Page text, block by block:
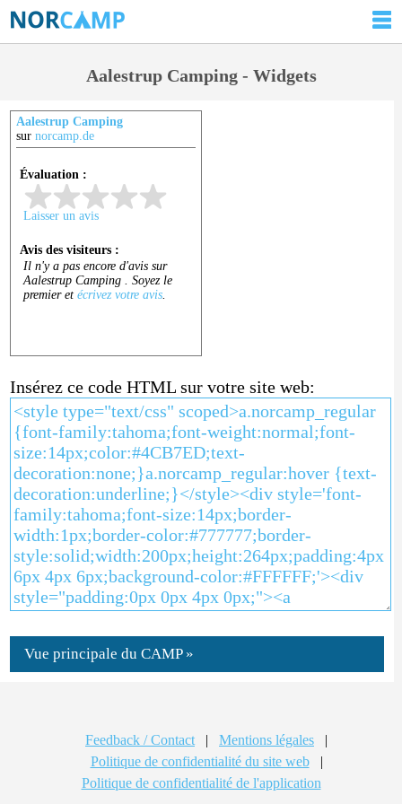
Aalestrup Camping - Widgets
Aalestrup Camping
sur norcamp.de
Insérez ce code HTML sur votre site web:
Vue principale du CAMP »
Feedback / Contact | Mentions légales
|
Politique de confidentialité du site web
|
Politique de confidentialité de l'application